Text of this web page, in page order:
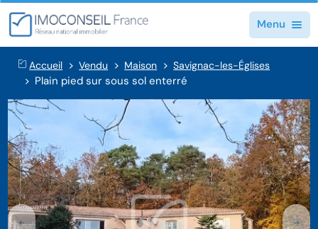
Menu
Accueil Vendu Maison Savignac-les-Églises
Plain pied sur sous sol enterré